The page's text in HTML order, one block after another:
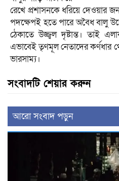
রেখে প্রশাসনকে ধরিয়ে দেওয়ার
পদক্ষেপই হতে পারে অবৈধ বালু
ঠেকাতে উজ্জ্বল দৃষ্টান্ত। তাই
এভাবেই তৃণমূল নেতাদের কর্ণধার
ভারসাম্য।
সংবাদটি শেয়ার করুন
আরো সংবাদ পড়ুন